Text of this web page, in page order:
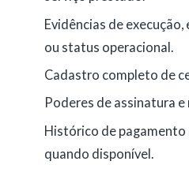
Evidências de
ou status operacional.
Cadastro completo de
Poderes de assinatura
Histórico de pagamento
quando disponível.